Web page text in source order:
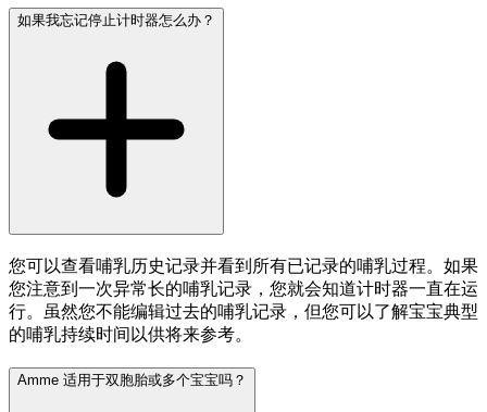
如果我忘记停止计时器怎么办？
您可以查看哺乳历史记录并看到所有已记录的哺乳过程。如果
您注意到一次异常长的哺乳记录，您就会知道计时器一直在运
行。虽然您不能编辑过去的哺乳记录，但您可以了解宝宝典型
的哺乳持续时间以供将来参考。
Amme 适用于双胞胎或多个宝宝吗？